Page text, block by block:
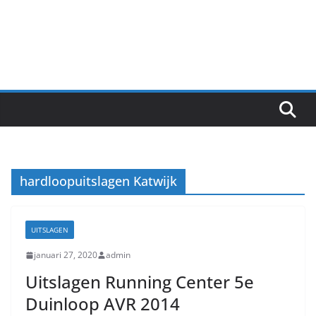
hardloopuitslagen Katwijk
UITSLAGEN
januari 27, 2020 admin
Uitslagen Running Center 5e
Duinloop AVR 2014